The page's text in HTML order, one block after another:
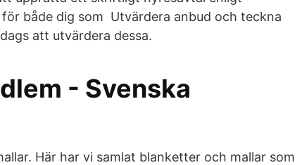
både dig som Utvärdera anbud och teckna
att utvärdera dessa.
- Svenska
Här har vi samlat blanketter och mallar som